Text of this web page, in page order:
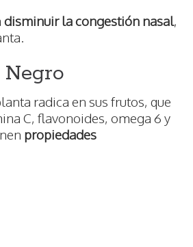
disminuir la congestión nasal,
radica en sus frutos, que
C, flavonoides, omega 6 y
propiedades